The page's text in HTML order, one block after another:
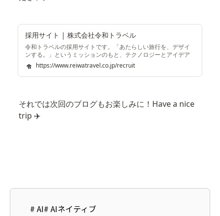
採用サイト | 株式会社令和トラベル
令和トラベルの採用サイトです。「あたらしい旅行を、デザイ
ンする。」というミッションのもと、テクノロジーとアイデア
で、共に挑戦していく仲間を募集しています。
https://www.reiwatravel.co.jp/recruit
それでは次回のブログもお楽しみに！Have a nice
trip ✈️
# AI# AIネイティブ